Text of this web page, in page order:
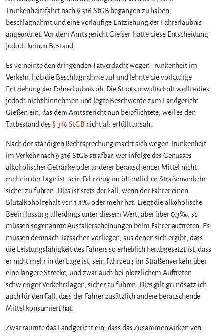
u
s
s
v
D
o
e
n
u
d
0
,
8
2
k
e
i
n
e
a
a
Trunkenheitsfahrt nach § 316 StGB begangen zu haben,
beschlagnahmt und eine vorläufige Entziehung der Fahrerlaubnis
angeordnet. Vor dem Amtsgericht Gießen hatte diese Entscheidung
jedoch keinen Bestand.
Es verneinte den dringenden Tatverdacht wegen Trunkenheit im
Verkehr, hob die Beschlagnahme auf und lehnte die vorläufige
Entziehung der Fahrerlaubnis ab. Die Staatsanwaltschaft wollte dies
jedoch nicht hinnehmen und legte Beschwerde zum Landgericht
Gießen ein, das dem Amtsgericht nun beipflichtete, weil es den
Tatbestand des§ 316 StGB nicht als erfüllt ansah.
Nach der ständigen Rechtsprechung macht sich wegen Trunkenheit
im Verkehr nach § 316 StGB strafbar, wer infolge des Genusses
alkoholischer Getränke oder anderer berauschender Mittel nicht
mehr in der Lage ist, sein Fahrzeug im öffentlichen Straßenverkehr
sicher zu führen. Dies ist stets der Fall, wenn der Fahrer einen
Blutalkoholgehalt von 1,1‰ oder mehr hat. Liegt die alkoholische
Beeinflussung allerdings unter diesem Wert, aber über 0,3‰, so
müssen sogenannte Ausfallerscheinungen beim Fahrer auftreten. Es
müssen demnach Tatsachen vorliegen, aus denen sich ergibt, dass
die Leistungsfähigkeit des Fahrers so erheblich herabgesetzt ist, dass
er nicht mehr in der Lage ist, sein Fahrzeug im Straßenverkehr über
eine längere Strecke, und zwar auch bei plötzlichem Auftreten
schwieriger Verkehrslagen, sicher zu führen. Dies gilt grundsätzlich
auch für den Fall, dass der Fahrer zusätzlich andere berauschende
Mittel konsumiert hat.
Zwar räumte das Landgericht ein, dass das Zusammenwirken von